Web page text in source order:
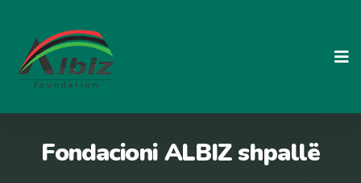
content
Fondacioni ALBIZ shpallë